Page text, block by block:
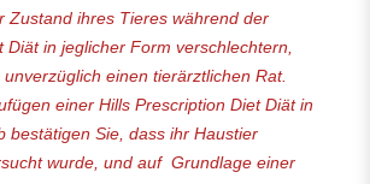
Zustand ihres Tieres während der
Diät in jeglicher Form verschlechtern,
einen tierärztlichen Rat.
einer Hills Prescription Diet Diät in
bestätigen Sie, dass ihr Haustier
wurde, und auf Grundlage einer